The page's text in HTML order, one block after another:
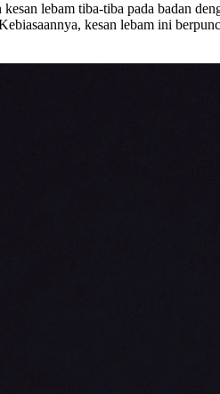
lebam tiba-tiba pada badan
kesan lebam ini